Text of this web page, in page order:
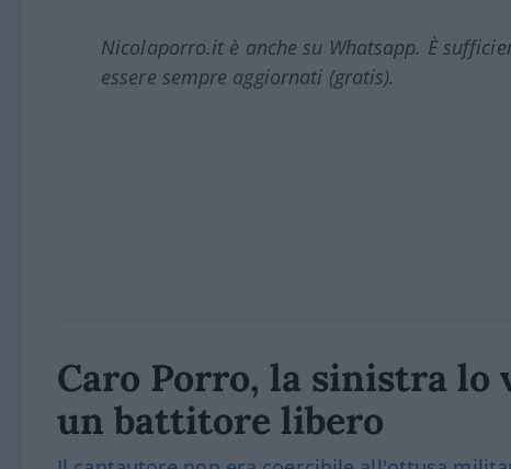
Nicolaporro.it è anche su Whatsapp. È
essere sempre aggiornati (gratis).
Caro Porro, la sinistra lo
un battitore libero